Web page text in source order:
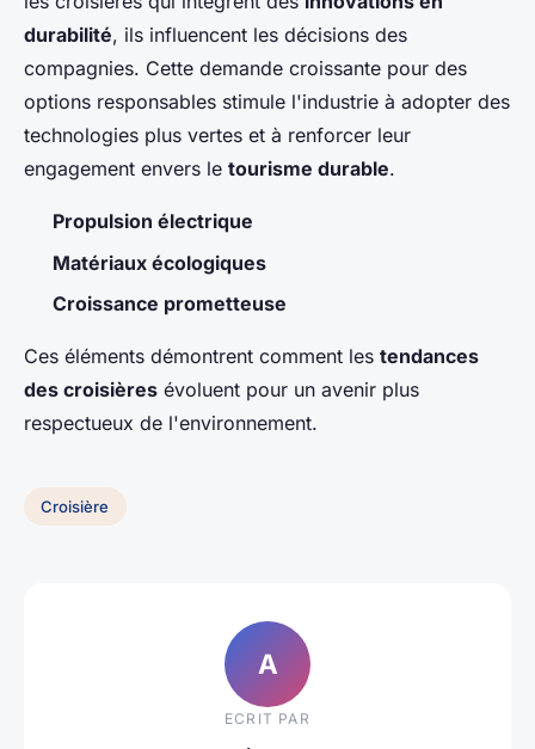
durabilité, ils influencent les décisions des
compagnies. Cette demande croissante pour des
options responsables stimule l'industrie à adopter des
technologies plus vertes et à renforcer leur
engagement envers le tourisme durable.
Propulsion électrique
Matériaux écologiques
Croissance prometteuse
Ces éléments démontrent comment les tendances
des croisières évoluent pour un avenir plus
respectueux de l'environnement.
Croisière
A
ECRIT PAR